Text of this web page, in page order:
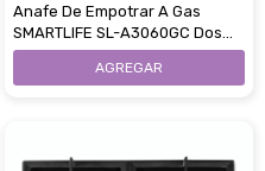
Anafe De Empotrar A Gas
SMARTLIFE SL-A3060GC Dos
Hornallas